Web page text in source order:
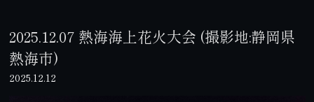
2025.12.07 熱海海上花火大会 (撮影地:静岡県
熱海市)
2025.12.12